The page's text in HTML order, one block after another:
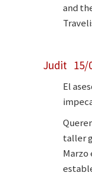
and
Judit 15/
El
taller
Marzo